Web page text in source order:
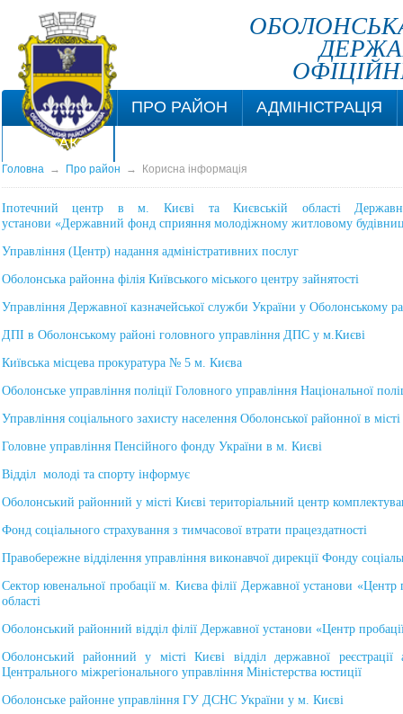
ПРО РАЙОН
АДМІНІСТРАЦІЯ
КОНТАКТИ
Головна→ Про район → Корисна інформація
Іпотечний центр в м. Києві та Києвській області Державної
установи «Державний фонд сприяння молодіжному житловому
Управління (Центр) надання адміністративних послуг
Оболонська районна філія Київського міського центру зайнятості
Управління Державної казначейської служби України у Оболонському
ДПІ в Оболонському районі головного управління ДПС у м.Києві
Київська місцева прокуратура № 5 м. Києва
Оболонське управління поліції Головного управління Національної
Управління соціального захисту населення Оболонської районної в місті
Головне управління Пенсійного фонду України в м. Києві
Відділ молоді та спорту інформує
Оболонський районний у місті Києві територіальний центр
Фонд соціального страхування з тимчасової втрати працездатності
Правобережне відділення управління виконавчої дирекції Фонду
Сектор ювенальної пробації м. Києва філії Державної установи «Центр
області
Оболонський районний відділ філії Державної установи «Центр
Оболонський районний у місті Києві відділ державної
Центрального міжрегіонального управління Міністерства юстиції
Оболонське районне управління ГУ ДСНС України у м. Києві